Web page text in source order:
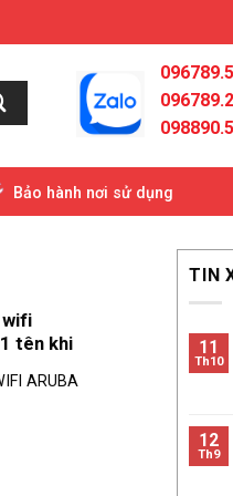
Bảo hành nơi sử dụng
wifi
tên khi
ARUBA
TIN
11
Th10
12
Th9